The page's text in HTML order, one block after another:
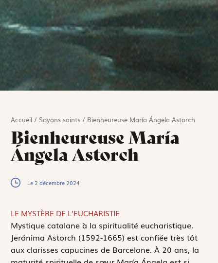
Accueil / Soyons saints / Bienheureuse María Ángela Astorch
Bienheureuse María
Ángela Astorch
Le 2 décembre 2024
LE MYSTÈRE DE L’EUCHARISTIE
Mystique catalane à la spiritualité eucharistique,
Jerónima Astorch (1592-1665) est confiée très tôt
aux clarisses capucines de Barcelone. À 20 ans, la